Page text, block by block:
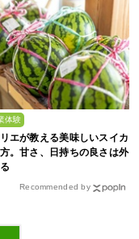
体験
エが教える美味しいスイカ
。甘さ、日持ちの良さは外
Recommended by